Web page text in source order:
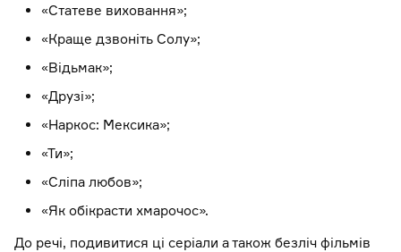
«Статеве виховання»;
«Краще дзвоніть Солу»;
«Відьмак»;
«Друзі»;
«Наркос: Мексика»;
«Ти»;
«Сліпа любов»;
«Як обікрасти хмарочос».
До речі, подивитися ці серіали а також безліч фільмів